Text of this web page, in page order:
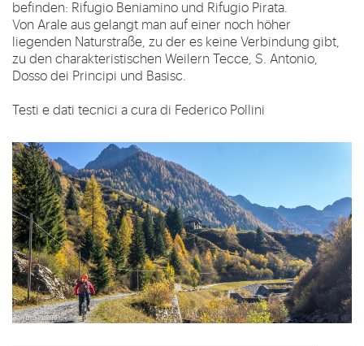
befinden: Rifugio Beniamino und Rifugio Pirata.
Von Arale aus gelangt man auf einer noch höher
liegenden Naturstraße, zu der es keine Verbindung gibt,
zu den charakteristischen Weilern Tecce, S. Antonio,
Dosso dei Principi und Basisc.
Testi e dati tecnici a cura di Federico Pollini